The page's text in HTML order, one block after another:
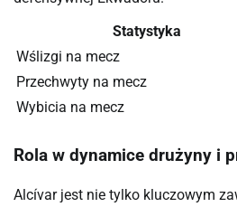
Statystyka
Wślizgi na mecz
Przechwyty na mecz
Wybicia na mecz
Rola w dynamice drużyny i
Alcívar jest nie tylko kluczowym